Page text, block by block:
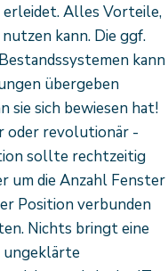
Alles Vorteile,
kann. Die ggf.
kann
übergeben
sie sich bewiesen hat!
oder revolutionär -
sollte rechtzeitig
um die Anzahl Fenster
Position verbunden
Nichts bringt eine
ungeklärte